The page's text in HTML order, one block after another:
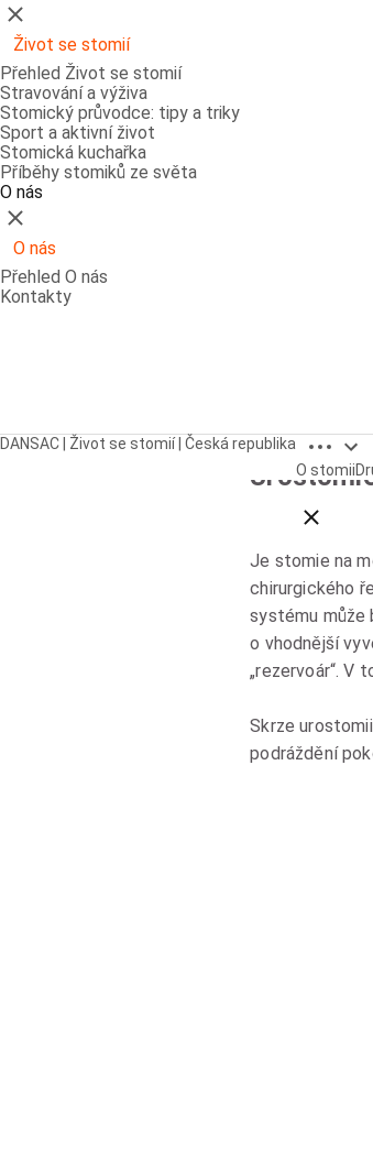
Zavřít
Život se stomií
Přehled Život se stomií
Stravování a výživa
Stomický průvodce: tipy a triky
Sport a aktivní život
Stomická kuchařka
Příběhy stomiků ze světa
O nás
Zavřít
O nás
Přehled O nás
Kontakty
DANSAC | Život se stomií | Česká republika Open
Close
O stomii
Je stomie na
chirurgického
systému může
o vhodnější
„rezervoár“. V
Skrze
podráždění